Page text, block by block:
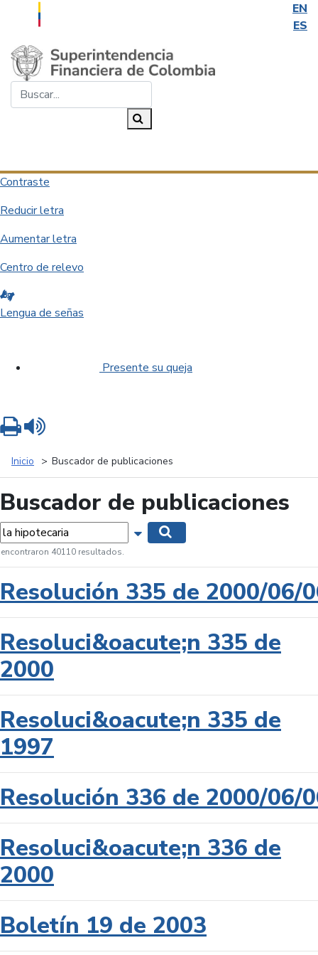
EN
ES
Saltar al contenido principal
Contraste
Reducir letra
Aumentar letra
Centro de relevo
Lengua de señas
Presente su queja
Inicio Buscador de publicaciones
Buscador de publicaciones
Mostrar opciones de búsqueda
encontraron 40110 resultados.
Resolución 335 de 2000/06/
Resoluci&oacute;n 335 de
2000
Resoluci&oacute;n 335 de
1997
Resolución 336 de 2000/06/
Resoluci&oacute;n 336 de
2000
Boletín 19 de 2003
Imprimir